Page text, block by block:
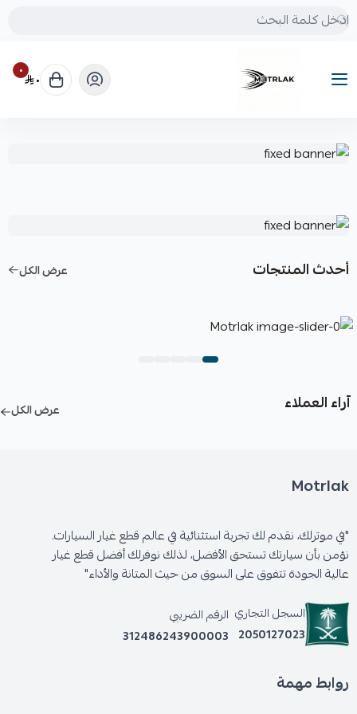
Motrlak
٠ ٠
أحدث المنتجات عرض الكل
آراء العملاء عرض الكل
Motrlak
"في موترلك، نقدم لك تجربة استثنائية في عالم قطع غيار السيارات.
نؤمن بأن سيارتك تستحق الأفضل، لذلك نوفرلك أفضل قطع غيار
عالية الجودة تتفوق على السوق من حيث المتانة والأداء"
السجل التجاري
2050127023
الرقم الضريبي
312486243900003
روابط مهمة